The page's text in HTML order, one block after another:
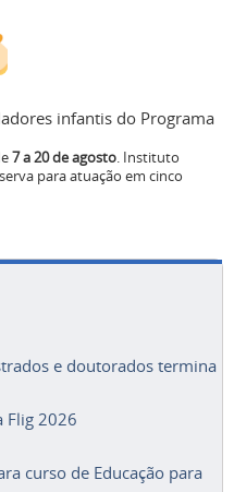
infantis do Programa
7 a 20 de agosto. Instituto
para atuação em cinco
e doutorados termina
Flig 2026
curso de Educação para